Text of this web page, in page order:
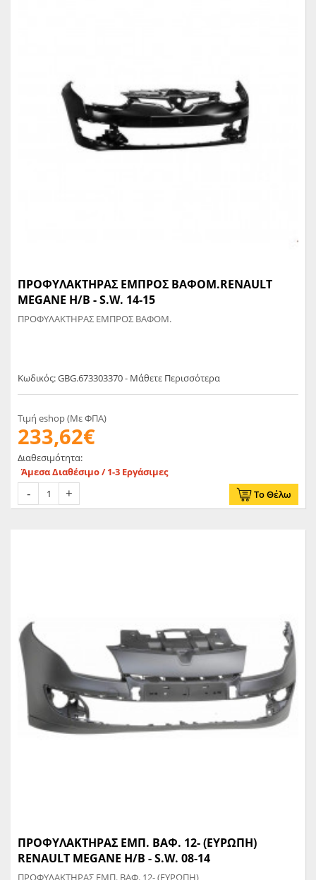
ΠΡΟΦΥΛΑΚΤΗΡΑΣ ΕΜΠΡΟΣ ΒΑΦΟΜ.RENAULT
MEGANE H/B - S.W. 14-15
ΠΡΟΦΥΛΑΚΤΗΡΑΣ ΕΜΠΡΟΣ ΒΑΦΟΜ.
Κωδικός: GBG.673303370 - Μάθετε Περισσότερα
Τιμή eshop (Με ΦΠΑ)
233,62€
Διαθεσιμότητα:
Άμεσα Διαθέσιμο / 1-3 Εργάσιμες
Το Θέλω
ΠΡΟΦΥΛΑΚΤΗΡΑΣ ΕΜΠ. ΒΑΦ. 12- (ΕΥΡΩΠΗ)
RENAULT MEGANE H/B - S.W. 08-14
ΠΡΟΦΥΛΑΚΤΗΡΑΣ ΕΜΠ. ΒΑΦ. 12- (ΕΥΡΩΠΗ)